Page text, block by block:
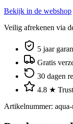
Bekijk in de webshop
Veilig afrekenen via
5 jaar
Gratis
30 dagen
4.8 ★
Artikelnummer: